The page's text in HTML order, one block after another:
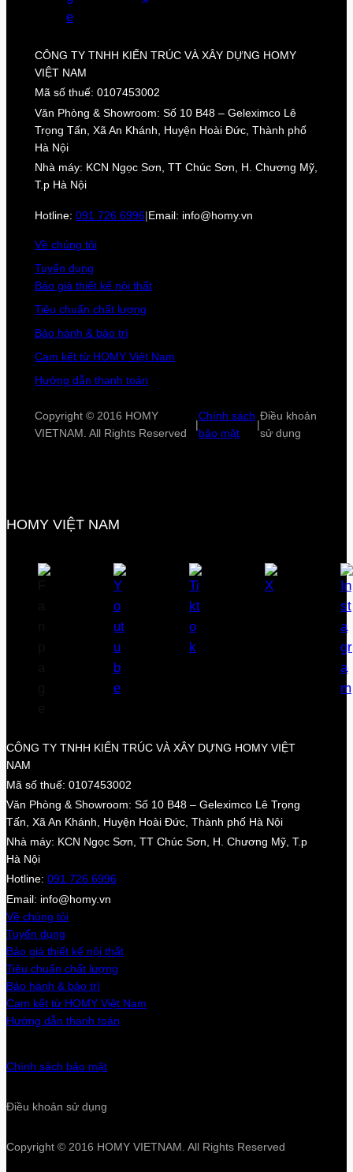
CÔNG TY TNHH KIẾN TRÚC VÀ XÂY DỰNG HOMY
VIỆT NAM
Mã số thuế: 0107453002
Văn Phòng & Showroom: Số 10 B48 – Geleximco Lê
Trọng Tấn, Xã An Khánh, Huyện Hoài Đức, Thành phố
Hà Nội
Nhà máy: KCN Ngọc Sơn, TT Chúc Sơn, H. Chương Mỹ,
T.p Hà Nội
Hotline: 091 726 6996|Email: info@homy.vn
Về chúng tôi
Tuyển dụng
Báo giá thiết kế nội thất
Tiêu chuẩn chất lượng
Bảo hành & bảo trì
Cam kết từ HOMY Việt Nam
Hướng dẫn thanh toán
Copyright © 2016 HOMY
VIETNAM. All Rights Reserved
|
Chính sách
bảo mật
|
Điều khoản
sử dụng
HOMY VIỆT NAM
CÔNG TY TNHH KIẾN TRÚC VÀ XÂY DỰNG HOMY VIỆT
NAM
Mã số thuế: 0107453002
Văn Phòng & Showroom: Số 10 B48 – Geleximco Lê Trọng
Tấn, Xã An Khánh, Huyện Hoài Đức, Thành phố Hà Nội
Nhà máy: KCN Ngọc Sơn, TT Chúc Sơn, H. Chương Mỹ, T.p
Hà Nội
Hotline: 091 726 6996
Email: info@homy.vn
Về chúng tôi
Tuyển dụng
Báo giá thiết kế nội thất
Tiêu chuẩn chất lượng
Bảo hành & bảo trì
Cam kết từ HOMY Việt Nam
Hướng dẫn thanh toán
Chính sách bảo mật
Điều khoản sử dụng
Copyright © 2016 HOMY VIETNAM. All Rights Reserved